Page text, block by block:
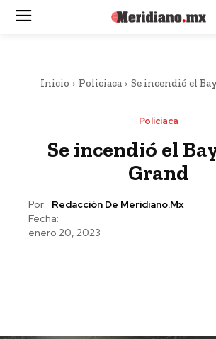
Inicio Policiaca Se incendió el
Policiaca
Se incendió el
Grand
Por: Redacción De Meridiano.mx
Fecha:
enero 20, 2023